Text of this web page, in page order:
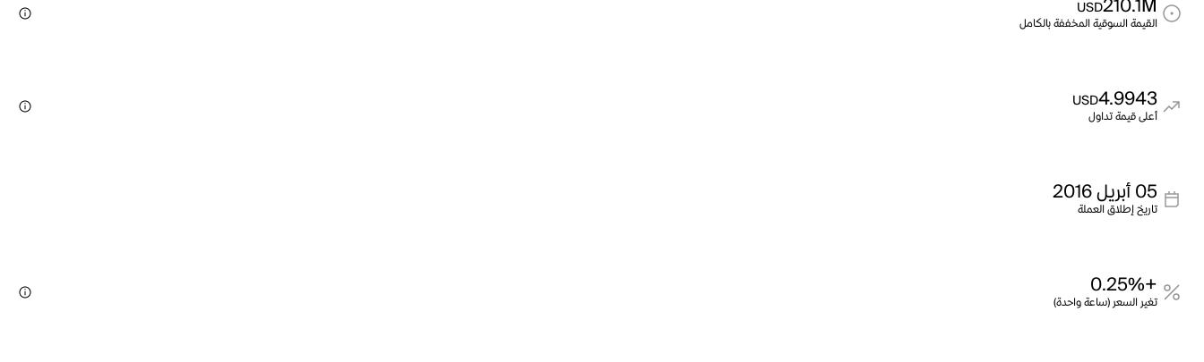
210.1M
USD
القيمة السوقية المخففة بالكامل
4.9943
USD
أعلى قيمة تداول
05 أبريل 2016
تاريخ إطلاق العملة
+0.25%
تغير السعر (ساعة واحدة)